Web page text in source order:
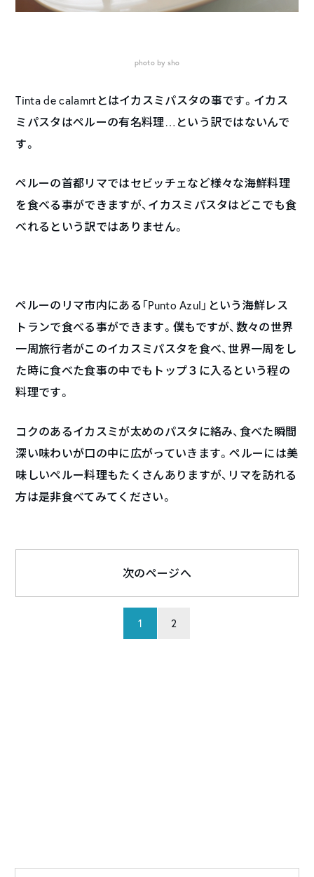
photo by sho
Tinta de calamrtとはイカスミパスタの事です。イカス
ミパスタはペルーの有名料理…という訳ではないんで
す。
ペルーの首都リマではセビッチェなど様々な海鮮料理
を食べる事ができますが、イカスミパスタはどこでも食
べれるという訳ではありません。
ペルーのリマ市内にある「Punto Azul」という海鮮レス
トランで食べる事ができます。僕もですが、数々の世界
一周旅行者がこのイカスミパスタを食べ、世界一周をし
た時に食べた食事の中でもトップ３に入るという程の
料理です。
コクのあるイカスミが太めのパスタに絡み、食べた瞬間
深い味わいが口の中に広がっていきます。ペルーには美
味しいペルー料理もたくさんありますが、リマを訪れる
方は是非食べてみてください。
1 2
次のページへ